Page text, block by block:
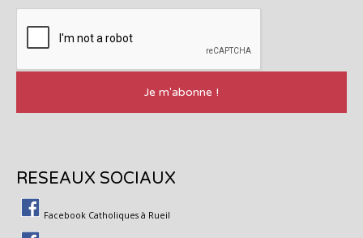
RESEAUX SOCIAUX
Facebook Catholiques à Rueil